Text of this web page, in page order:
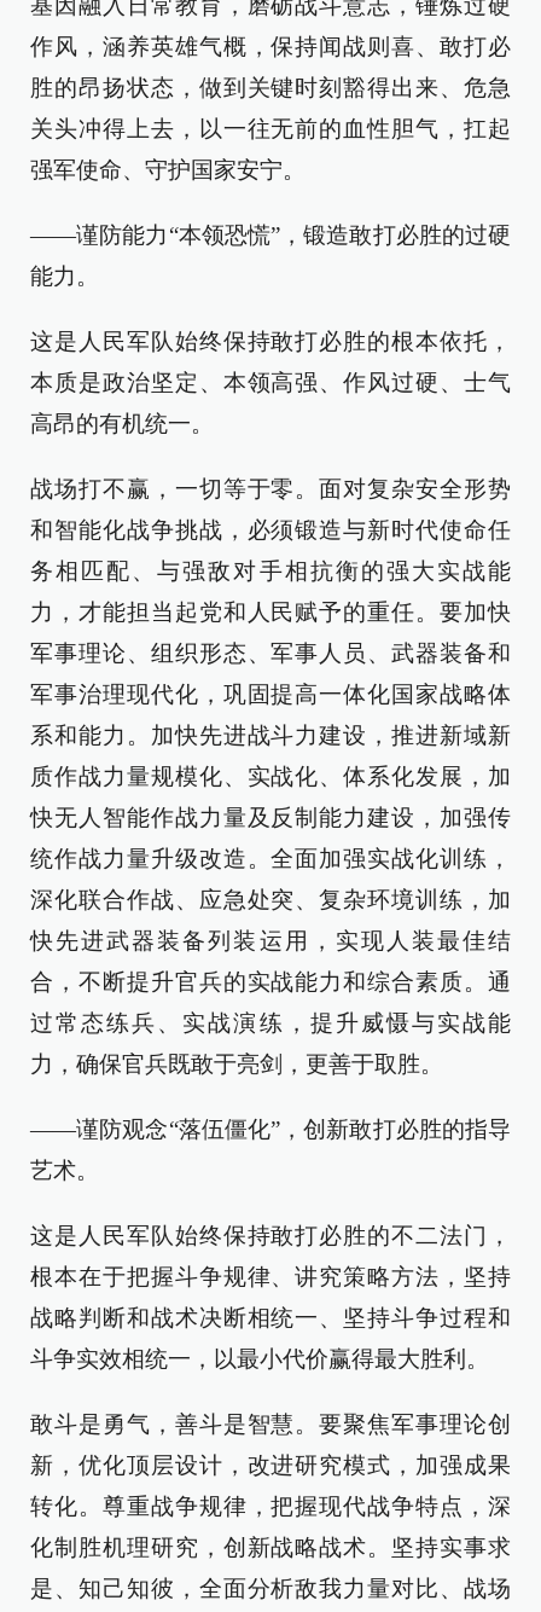
基因融入日常教育，磨砺战斗意志，锤炼过硬
作风，涵养英雄气概，保持闻战则喜、敢打必
胜的昂扬状态，做到关键时刻豁得出来、危急
关头冲得上去，以一往无前的血性胆气，扛起
强军使命、守护国家安宁。
——谨防能力“本领恐慌”，锻造敢打必胜的过硬
能力。
这是人民军队始终保持敢打必胜的根本依托，
本质是政治坚定、本领高强、作风过硬、士气
高昂的有机统一。
战场打不赢，一切等于零。面对复杂安全形势
和智能化战争挑战，必须锻造与新时代使命任
务相匹配、与强敌对手相抗衡的强大实战能
力，才能担当起党和人民赋予的重任。要加快
军事理论、组织形态、军事人员、武器装备和
军事治理现代化，巩固提高一体化国家战略体
系和能力。加快先进战斗力建设，推进新域新
质作战力量规模化、实战化、体系化发展，加
快无人智能作战力量及反制能力建设，加强传
统作战力量升级改造。全面加强实战化训练，
深化联合作战、应急处突、复杂环境训练，加
快先进武器装备列装运用，实现人装最佳结
合，不断提升官兵的实战能力和综合素质。通
过常态练兵、实战演练，提升威慑与实战能
力，确保官兵既敢于亮剑，更善于取胜。
——谨防观念“落伍僵化”，创新敢打必胜的指导
艺术。
这是人民军队始终保持敢打必胜的不二法门，
根本在于把握斗争规律、讲究策略方法，坚持
战略判断和战术决断相统一、坚持斗争过程和
斗争实效相统一，以最小代价赢得最大胜利。
敢斗是勇气，善斗是智慧。要聚焦军事理论创
新，优化顶层设计，改进研究模式，加强成果
转化。尊重战争规律，把握现代战争特点，深
化制胜机理研究，创新战略战术。坚持实事求
是、知己知彼，全面分析敌我力量对比、战场